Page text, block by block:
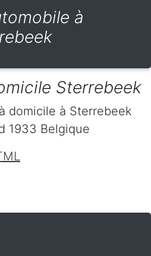
à
Sterrebeek
domicile à Sterrebeek
1933 Belgique